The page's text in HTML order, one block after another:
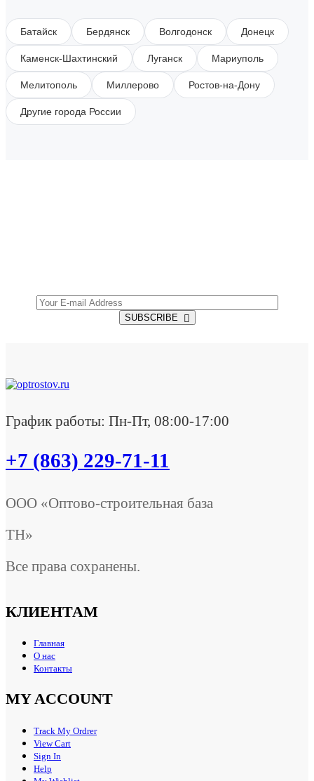
Батайск Бердянск Волгодонск Донецк
Каменск-Шахтинский Луганск Мариуполь
Мелитополь Миллерово Ростов-на-Дону
Другие города России
SUBSCRIBE
График работы: Пн-Пт, 08:00-17:00
+7 (863) 229-71-11
ООО «Оптово-строительная база
ТН»
Все права сохранены.
КЛИЕНТАМ
Главная
О нас
Контакты
MY ACCOUNT
Track My Ordrer
View Cart
Sign In
Help